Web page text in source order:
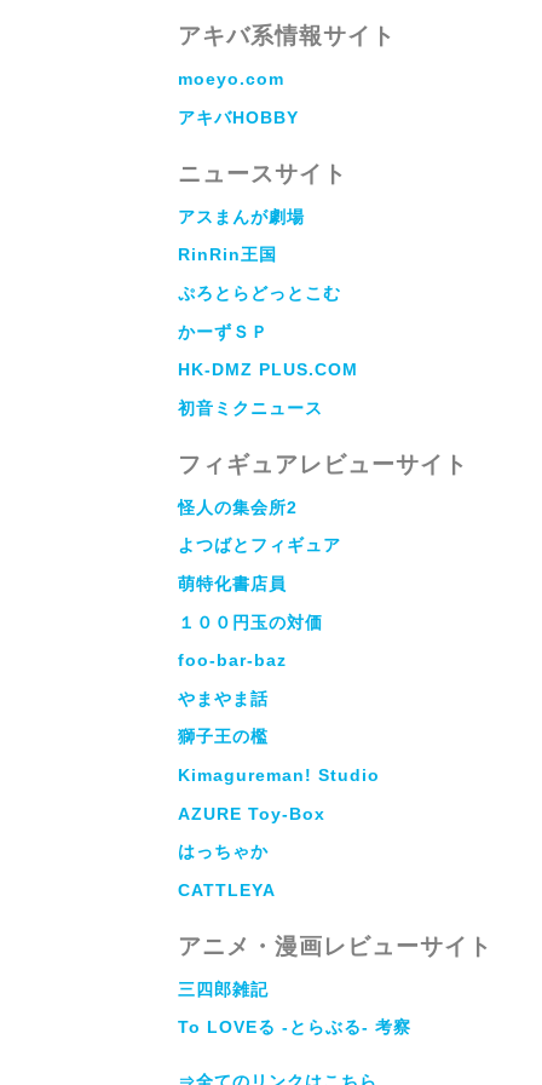
アキバ系情報サイト
moeyo.com
アキバHOBBY
ニュースサイト
アスまんが劇場
RinRin王国
ぷろとらどっとこむ
かーずＳＰ
HK-DMZ PLUS.COM
初音ミクニュース
フィギュアレビューサイト
怪人の集会所2
よつばとフィギュア
萌特化書店員
１００円玉の対価
foo-bar-baz
やまやま話
獅子王の檻
Kimagureman! Studio
AZURE Toy-Box
はっちゃか
CATTLEYA
アニメ・漫画レビューサイト
三四郎雑記
To LOVEる -とらぶる- 考察